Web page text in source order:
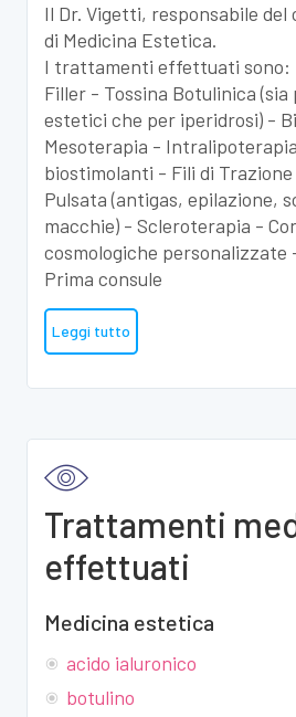
Il Dr. Vigetti, responsabile del
di Medicina Estetica.
I trattamenti effettuati sono:
Filler - Tossina Botulinica
estetici che per iperidrosi) -
Mesoterapia -
biostimolanti - Fili di
Pulsata (antigas, epilazione,
macchie) - Scleroterapia -
cosmologiche personalizzate
Prima consule
Leggi tutto
Trattamenti
effettuati
Medicina estetica
acido ialuronico
botulino